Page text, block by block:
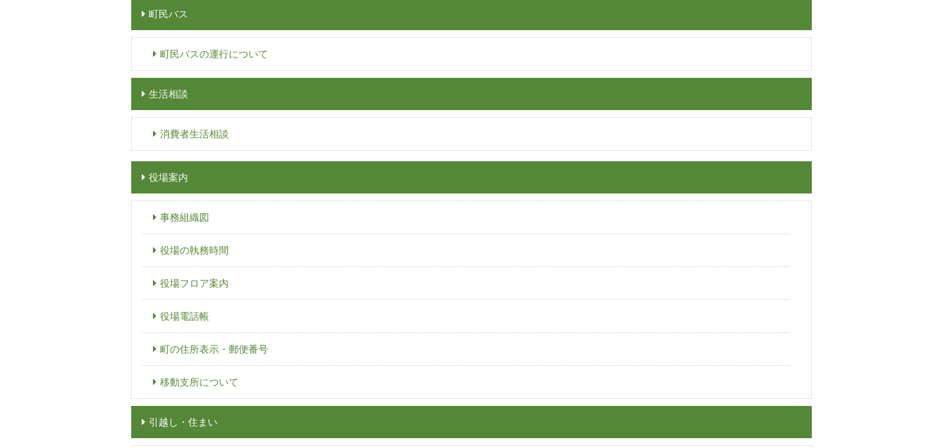
町民バス
町民バスの運行について
生活相談
消費者生活相談
役場案内
事務組織図
役場の執務時間
役場フロア案内
役場電話帳
町の住所表示・郵便番号
移動支所について
引越し・住まい